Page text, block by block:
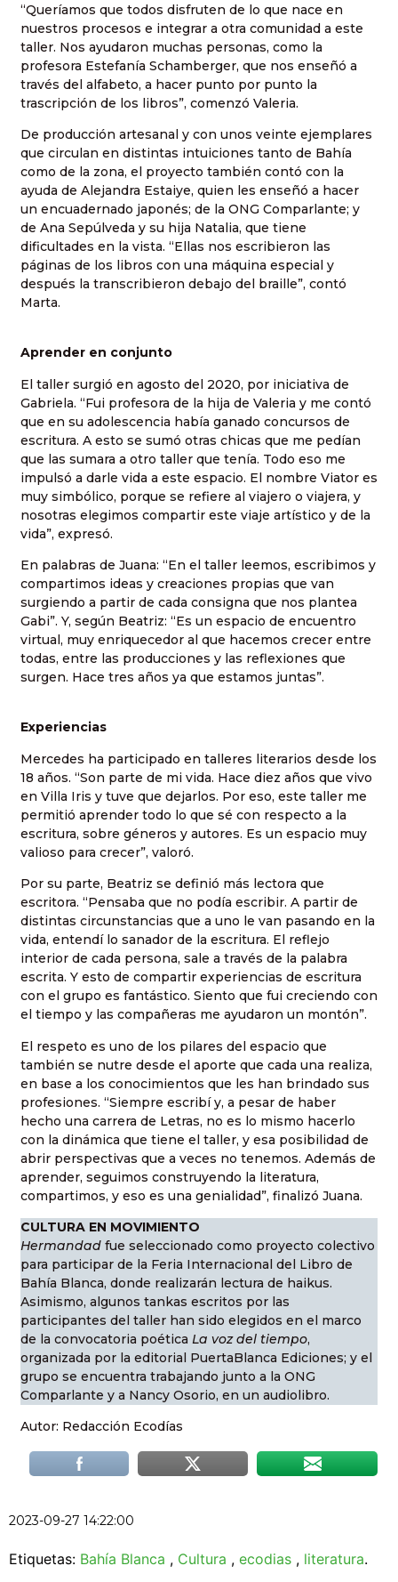
“Queríamos que todos disfruten de lo que nace en
nuestros procesos e integrar a otra comunidad a este
taller. Nos ayudaron muchas personas, como la
profesora Estefanía Schamberger, que nos enseñó a
través del alfabeto, a hacer punto por punto la
trascripción de los libros”, comenzó Valeria.
De producción artesanal y con unos veinte ejemplares
que circulan en distintas intuiciones tanto de Bahía
como de la zona, el proyecto también contó con la
ayuda de Alejandra Estaiye, quien les enseñó a hacer
un encuadernado japonés; de la ONG Comparlante; y
de Ana Sepúlveda y su hija Natalia, que tiene
dificultades en la vista. “Ellas nos escribieron las
páginas de los libros con una máquina especial y
después la transcribieron debajo del braille”, contó
Marta.
Aprender en conjunto
El taller surgió en agosto del 2020, por iniciativa de
Gabriela. “Fui profesora de la hija de Valeria y me contó
que en su adolescencia había ganado concursos de
escritura. A esto se sumó otras chicas que me pedían
que las sumara a otro taller que tenía. Todo eso me
impulsó a darle vida a este espacio. El nombre Viator es
muy simbólico, porque se refiere al viajero o viajera, y
nosotras elegimos compartir este viaje artístico y de la
vida”, expresó.
En palabras de Juana: “En el taller leemos, escribimos y
compartimos ideas y creaciones propias que van
surgiendo a partir de cada consigna que nos plantea
Gabi”. Y, según Beatriz: “Es un espacio de encuentro
virtual, muy enriquecedor al que hacemos crecer entre
todas, entre las producciones y las reflexiones que
surgen. Hace tres años ya que estamos juntas”.
Experiencias
Mercedes ha participado en talleres literarios desde los
18 años. “Son parte de mi vida. Hace diez años que vivo
en Villa Iris y tuve que dejarlos. Por eso, este taller me
permitió aprender todo lo que sé con respecto a la
escritura, sobre géneros y autores. Es un espacio muy
valioso para crecer”, valoró.
Por su parte, Beatriz se definió más lectora que
escritora. “Pensaba que no podía escribir. A partir de
distintas circunstancias que a uno le van pasando en la
vida, entendí lo sanador de la escritura. El reflejo
interior de cada persona, sale a través de la palabra
escrita. Y esto de compartir experiencias de escritura
con el grupo es fantástico. Siento que fui creciendo con
el tiempo y las compañeras me ayudaron un montón”.
El respeto es uno de los pilares del espacio que
también se nutre desde el aporte que cada una realiza,
en base a los conocimientos que les han brindado sus
profesiones. “Siempre escribí y, a pesar de haber
hecho una carrera de Letras, no es lo mismo hacerlo
con la dinámica que tiene el taller, y esa posibilidad de
abrir perspectivas que a veces no tenemos. Además de
aprender, seguimos construyendo la literatura,
compartimos, y eso es una genialidad”, finalizó Juana.
CULTURA EN MOVIMIENTO
Hermandad fue seleccionado como proyecto colectivo
para participar de la Feria Internacional del Libro de
Bahía Blanca, donde realizarán lectura de haikus.
Asimismo, algunos tankas escritos por las
participantes del taller han sido elegidos en el marco
de la convocatoria poética La voz del tiempo,
organizada por la editorial PuertaBlanca Ediciones; y el
grupo se encuentra trabajando junto a la ONG
Comparlante y a Nancy Osorio, en un audiolibro.
Autor: Redacción Ecodías
2023-09-27 14:22:00
Etiquetas: Bahía Blanca , Cultura , ecodias , literatura.